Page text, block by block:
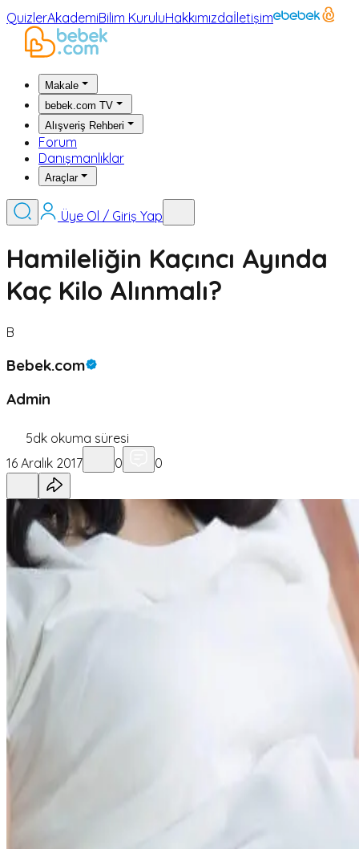
QuizlerAkademiBilim KuruluHakkımızdaİletişim
Makale
bebek.com TV
Alışveriş Rehberi
Forum
Danışmanlıklar
Araçlar
Üye Ol / Giriş Yap
Hamileliğin Kaçıncı Ayında
Kaç Kilo Alınmalı?
B
Bebek.com
Admin
5dk okuma süresi
16 Aralık 2017
0 0